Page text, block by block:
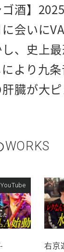
ゴ酒】
会いに
、史上
より九
臓が大
WORKS
YouTube
右京